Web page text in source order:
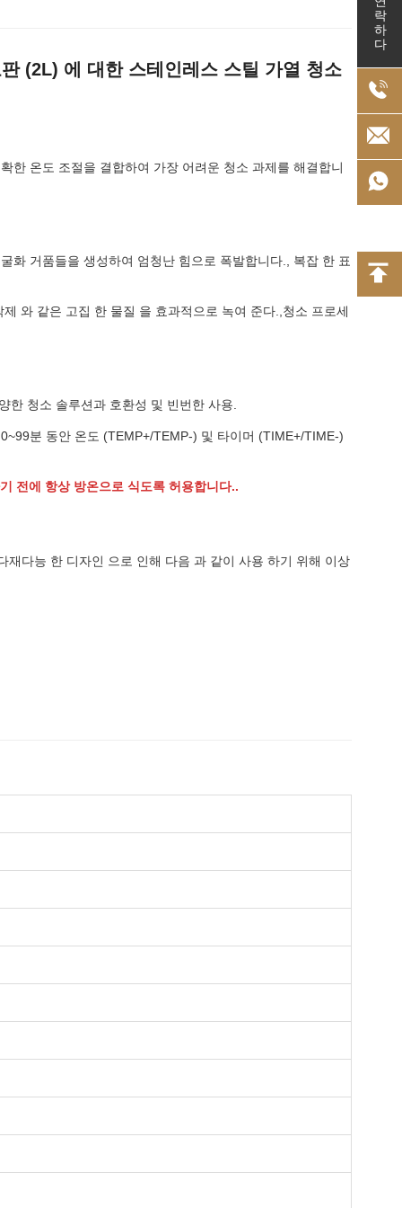
연락하다
(2L) 에 대한 스테인레스 스틸 가열 청소
한 온도 조절을 결합하여 가장 어려운 청소 과제를 해결합니
화 거품들을 생성하여 엄청난 힘으로 폭발합니다., 복잡 한 표
와 같은 고집 한 물질 을 효과적으로 녹여 준다.,청소 프로세
한 청소 솔루션과 호환성 및 빈번한 사용.
분 동안 온도 (TEMP+/TEMP-) 및 타이머 (TIME+/TIME-)
전에 항상 방온으로 식도록 허용합니다..
다능 한 디자인 으로 인해 다음 과 같이 사용 하기 위해 이상